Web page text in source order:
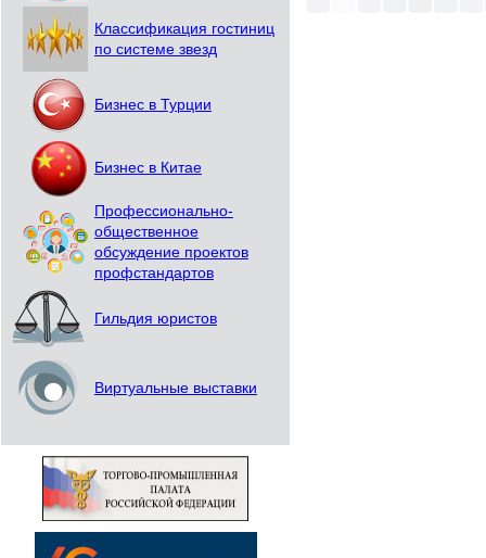
Классификация гостиниц
по системе звезд
Бизнес в Турции
Бизнес в Китае
Профессионально-
общественное
обсуждение проектов
профстандартов
Гильдия юристов
Виртуальные выставки